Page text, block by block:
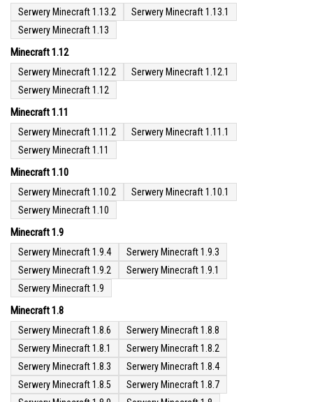
Serwery Minecraft 1.13.2
Serwery Minecraft 1.13.1
Serwery Minecraft 1.13
Minecraft 1.12
Serwery Minecraft 1.12.2
Serwery Minecraft 1.12.1
Serwery Minecraft 1.12
Minecraft 1.11
Serwery Minecraft 1.11.2
Serwery Minecraft 1.11.1
Serwery Minecraft 1.11
Minecraft 1.10
Serwery Minecraft 1.10.2
Serwery Minecraft 1.10.1
Serwery Minecraft 1.10
Minecraft 1.9
Serwery Minecraft 1.9.4
Serwery Minecraft 1.9.3
Serwery Minecraft 1.9.2
Serwery Minecraft 1.9.1
Serwery Minecraft 1.9
Minecraft 1.8
Serwery Minecraft 1.8.6
Serwery Minecraft 1.8.8
Serwery Minecraft 1.8.1
Serwery Minecraft 1.8.2
Serwery Minecraft 1.8.3
Serwery Minecraft 1.8.4
Serwery Minecraft 1.8.5
Serwery Minecraft 1.8.7